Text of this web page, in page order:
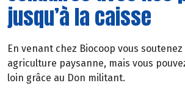
jusqu’à la caisse
En venant chez Biocoop vous
agriculture paysanne, mais vous
loin grâce au Don militant.